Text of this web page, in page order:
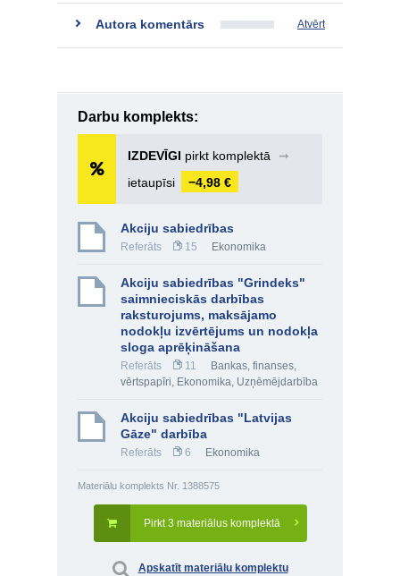
Autora komentārs Atvērt
Darbu komplekts:
IZDEVĪGI pirkt komplektā
➞
ietaupīsi
−4,98 €
Akciju sabiedrības
Referāts 15 Ekonomika
Akciju sabiedrības "Grindeks"
saimnieciskās darbības
raksturojums, maksājamo
nodokļu izvērtējums un nodokļa
sloga aprēķināšana
Referāts 11
Bankas, finanses,
vērtspapīri, Ekonomika, Uzņēmējdarbība
Akciju sabiedrības "Latvijas
Gāze" darbība
Referāts 6 Ekonomika
Materiālu komplekts Nr. 1388575
Pirkt 3 materiālus komplektā
Apskatīt materiālu komplektu